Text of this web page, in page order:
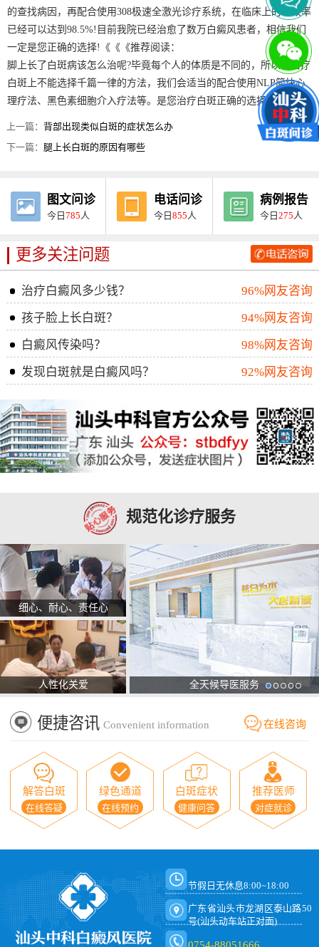
的查找病因，再配合使用308极速全激光诊疗系统，在临床上的有效率
已经可以达到98.5%!目前我院已经治愈了数万白癜风患者，相信我们
一定是您正确的选择!《《《推荐阅读：
脚上长了白斑病该怎么治呢?毕竟每个人的体质是不同的，所以在治疗
白斑上不能选择千篇一律的方法，我们会适当的配合使用NLP简快心
理疗法、黑色素细胞介入疗法等。是您治疗白斑正确的选择!
上一篇：背部出现类似白斑的症状怎么办
下一篇：腿上长白斑的原因有哪些
图文问诊
今日785 人
电话问诊
今日855 人
病例报告
今日275 人
更多关注问题
治疗白癜风多少钱？
96%网友咨询
孩子脸上长白斑？
94%网友咨询
白癜风传染吗？
98%网友咨询
发现白斑就是白癜风吗？
92%网友咨询
规范化诊疗服务
细心、耐心、责任心
人性化关爱 全天候导医服务
便捷咨讯 Convenient information 在线咨询
解答白斑
在线答疑
绿色通道
在线预约
白斑症状
健康问答
推荐医师
对症就诊
节假日无休息8:00~18:00
广东省汕头市龙湖区泰山路50
号(汕头动车站正对面)
0754-88051666